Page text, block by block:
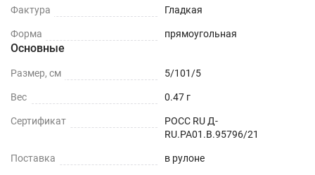
пролитых жидкостей.
ПОДХОДИТ ДЛЯ ЛЮБОГО ИНТЕРЬЕРА
поверхности - дерево, стекло, пластик, мрамор,
гранит, металл и текстиль.
СТОЛЕШНИЦЫ
Фактура Гладкая
Форма прямоугольная
Основные
Размер, см 5/101/5
Вес 0.47 г
Сертификат
РОСС RU Д-
RU.РА01.В.95796/21
Поставка в рулоне